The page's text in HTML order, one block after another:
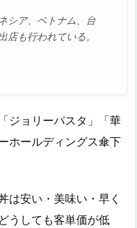
シア、ベトナム、台
も行われている。
ジョリーパスタ」「華
ホールディングス傘下
は安い・美味い・早く
うしても客単価が低